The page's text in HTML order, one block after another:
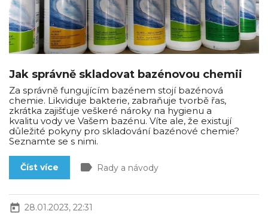
Jak správně skladovat bazénovou chemii
Za správně fungujícím bazénem stojí bazénová
chemie. Likviduje bakterie, zabraňuje tvorbě řas,
zkrátka zajišťuje veškeré nároky na hygienu a
kvalitu vody ve Vašem bazénu. Víte ale, že existují
důležité pokyny pro skladování bazénové chemie?
Seznamte se s nimi.
Číst více label Rady a návody
today 28.01.2023, 22:31